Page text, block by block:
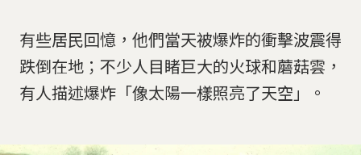
有些居民回憶，他們當天被爆炸的衝擊波震得
跌倒在地；不少人目睹巨大的火球和蘑菇雲，
有人描述爆炸「像太陽一樣照亮了天空」。